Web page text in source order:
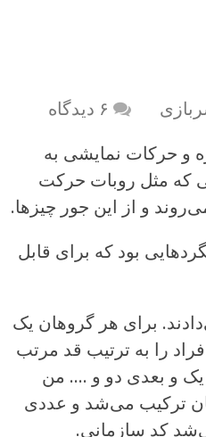
۶ دیدگاه
و حرکات نمایشی به
که مثل روبات حرکت
و از این جور چیزها.
بود که برای قابل
می‌دادند. برای هر گروهان یک
را به ترتیب قد مرتب
یک و بعدی دو و …. من
گروهان ترکیب می‌شد و عددی